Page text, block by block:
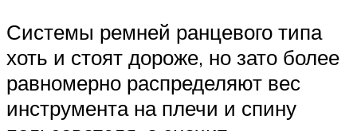
Системы ремней ранцевого типа
хоть и стоят дороже, но зато более
равномерно распределяют вес
инструмента на плечи и спину